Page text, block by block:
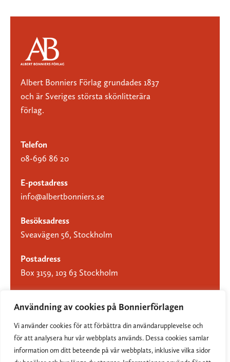
Användning av cookies på Bonnierförlagen
Vi använder cookies för att förbättra din användarupplevelse och
för att analysera hur vår webbplats används. Dessa cookies samlar
information om ditt beteende på vår webbplats, inklusive vilka sidor
Albert Bonniers Förlag grundades 1837
och är Sveriges största skönlitterära
förlag.
Telefon
08-696 86 20
E-postadress
info@albertbonniers.se
Besöksadress
Sveavägen 56, Stockholm
Postadress
Box 3159, 103 63 Stockholm
Om Bonnierförlagen
Cookies